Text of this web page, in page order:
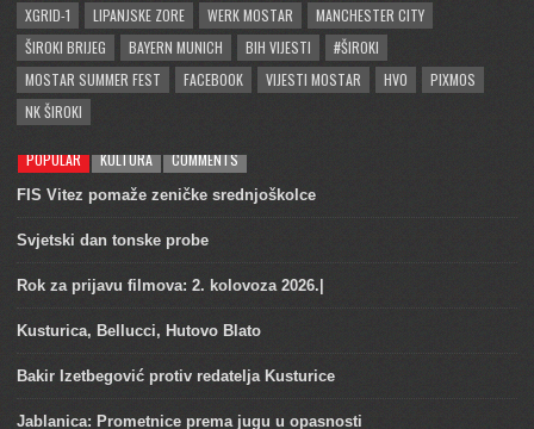
XGRID-1
LIPANJSKE ZORE WERK MOSTAR
MANCHESTER CITY
ŠIROKI BRIJEG
BAYERN MUNICH BIH VIJESTI
#ŠIROKI
MOSTAR SUMMER FEST
FACEBOOK VIJESTI MOSTAR HVO
PIXMOS
NK ŠIROKI
POPULAR KULTURA COMMENTS
FIS Vitez pomaže zeničke srednjoškolce
Svjetski dan tonske probe
Rok za prijavu filmova: 2. kolovoza 2026.|
Kusturica, Bellucci, Hutovo Blato
Bakir Izetbegović protiv redatelja Kusturice
Jablanica: Prometnice prema jugu u opasnosti